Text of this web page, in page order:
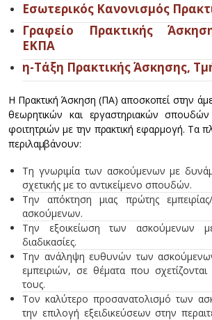
Εσωτερικός Κανονισμός
Γραφείο Πρακτικής
ΕΚΠΑ
η-Τάξη Πρακτικής Άσκησης,
Η Πρακτική Άσκηση (ΠΑ) αποσκοπεί στην
θεωρητικών και εργαστηριακών
φοιτητριών με την πρακτική εφαρμογή. Τα
περιλαμβάνουν:
Τη γνωριμία των ασκούμενων με
σχετικής με το αντικείμενο σπουδών.
Την απόκτηση μιας πρώτης
ασκούμενων.
Την εξοικείωση των ασκούμενων
διαδικασίες.
Την ανάληψη ευθυνών των
εμπειριών, σε θέματα που
τους.
Τον καλύτερο προσανατολισμό των
την επιλογή εξειδικεύσεων στην